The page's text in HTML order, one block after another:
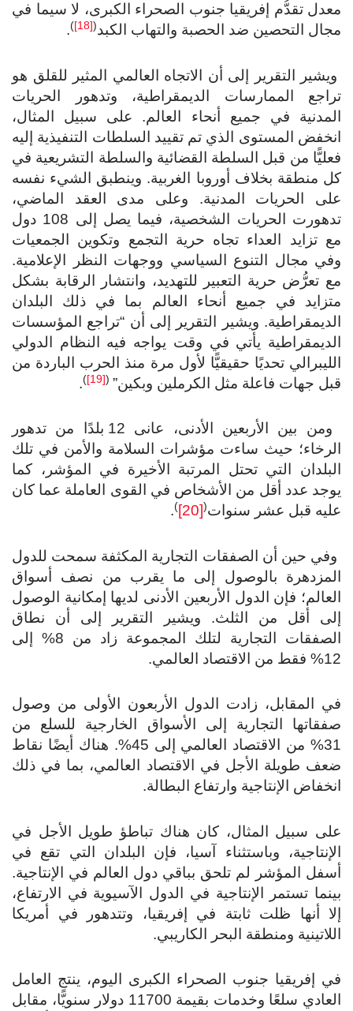
تقدُّم إفريقيا جنوب الصحراء الكبرى، لا سيما في
التحصين ضد الحصبة والتهاب الكبد(
[18]
)
.
التقرير إلى أن الاتجاه العالمي المثير للقلق هو
الممارسات الديمقراطية، وتدهور الحريات
في جميع أنحاء العالم. على سبيل المثال،
المستوى الذي تم تقييد السلطات التنفيذية إليه
من قبل السلطة القضائية والسلطة التشريعية في
منطقة بخلاف أوروبا الغربية. وينطبق الشيء نفسه
الحريات المدنية. وعلى مدى العقد الماضي،
تدهورت الحريات الشخصية، فيما يصل إلى 108 دول
تزايد العداء تجاه حرية التجمع وتكوين الجمعيات
مجال التنوع السياسي ووجهات النظر الإعلامية.
تعرُّض حرية التعبير للتهديد، وانتشار الرقابة بشكل
في جميع أنحاء العالم بما في ذلك البلدان
ويشير التقرير إلى أن “تراجع المؤسسات
يأتي في وقت يواجه فيه النظام الدولي
تحديًا حقيقيًّا لأول مرة منذ الحرب الباردة من
جهات فاعلة مثل الكرملين وبكين”
)
.
ومن بين الأربعين الأدنى، عانى 12 بلدًا من تدهور
حيث ساءت مؤشرات السلامة والأمن في تلك
التي تحتل المرتبة الأخيرة في المؤشر، كما
عدد أقل من الأشخاص في القوى العاملة عما كان
قبل عشر سنوات(
[20]
)
.
حين أن الصفقات التجارية المكثفة سمحت للدول
بالوصول إلى ما يقرب من نصف أسواق
فإن الدول الأربعين الأدنى لديها إمكانية الوصول
أقل من الثلث. ويشير التقرير إلى أن نطاق
الصفقات التجارية لتلك المجموعة زاد من 8% إلى
المقابل، زادت الدول الأربعون الأولى من وصول
التجارية إلى الأسواق الخارجية للسلع من
31% من الاقتصاد العالمي إلى 45%. هناك أيضًا نقاط
طويلة الأجل في الاقتصاد العالمي، بما في ذلك
الإنتاجية وارتفاع البطالة.
سبيل المثال، كان هناك تباطؤ طويل الأجل في
وباستثناء آسيا، فإن البلدان التي تقع في
المؤشر لم تلحق بباقي دول العالم في الإنتاجية.
تستمر الإنتاجية في الدول الآسيوية في الارتفاع،
أنها ظلت ثابتة في إفريقيا، وتتدهور في أمريكا
ومنطقة البحر الكاريبي.
إفريقيا جنوب الصحراء الكبرى اليوم، ينتج العامل
العادي سلعًا وخدمات بقيمة 11700 دولار سنويًّا، مقابل